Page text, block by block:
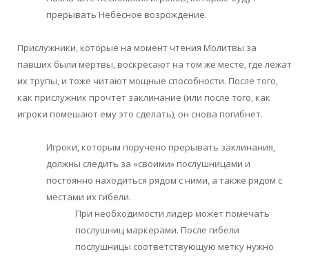
прерывать Небесное возрождение.
Прислужники, которые на момент чтения Молитвы за
павших были мертвы, воскресают на том же месте, где лежат
их трупы, и тоже читают мощные способности. После того,
как прислужник прочтет заклинание (или после того, как
игроки помешают ему это сделать), он снова погибнет.
Игроки, которым поручено прерывать заклинания,
должны следить за «своими» послушницами и
постоянно находиться рядом с ними, а также рядом с
местами их гибели.
При необходимости лидер может помечать
послушниц маркерами. После гибели
послушницы соответствующую метку нужно